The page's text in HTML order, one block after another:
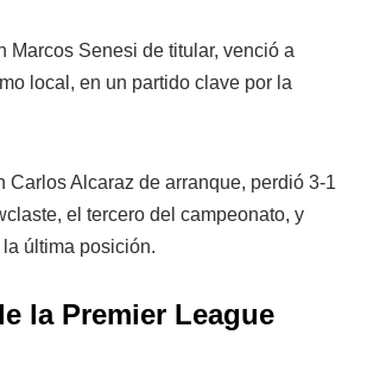
Marcos Senesi de titular, venció a
local, en un partido clave por la
Carlos Alcaraz de arranque, perdió 3-1
el tercero del campeonato, y
última posición.
la Premier League